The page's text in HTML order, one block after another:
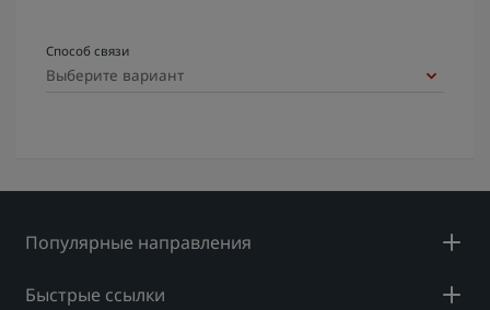
Способ связи
Популярные направления
Быстрые ссылки